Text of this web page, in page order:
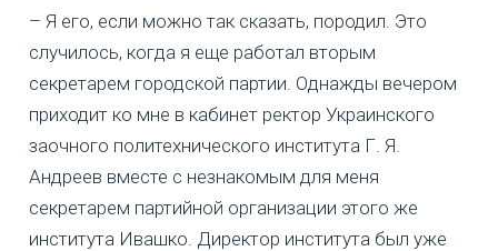
– Я его, если можно так сказать, породил. Это
случилось, когда я еще работал вторым
секретарем городской партии. Однажды вечером
приходит ко мне в кабинет ректор Украинского
заочного политехнического института Г. Я.
Андреев вместе с незнакомым для меня
секретарем партийной организации этого же
института Ивашко. Директор института был уже